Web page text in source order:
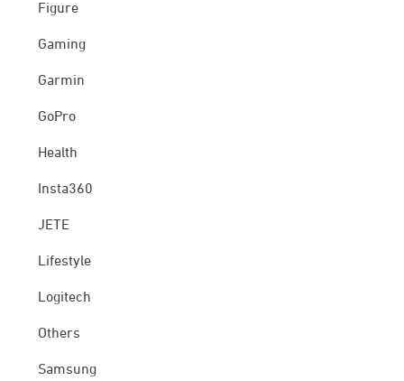
Figure
Gaming
Garmin
GoPro
Health
Insta360
JETE
Lifestyle
Logitech
Others
Samsung